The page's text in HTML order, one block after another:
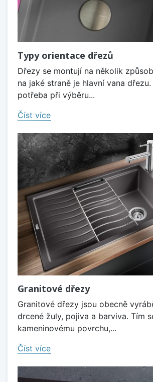
Typy orientace dřezů
Dřezy se montují na několik
na jaké straně je hlavní vana
potřeba při výběru...
Číst více
Granitové dřezy
Granitové dřezy jsou obecně
drcené žuly, pojiva a barviva. Tím
kameninovému povrchu,...
Číst více